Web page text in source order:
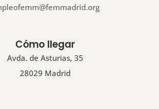
Cómo llegar
Avda. de Asturias, 35
28029 Madrid